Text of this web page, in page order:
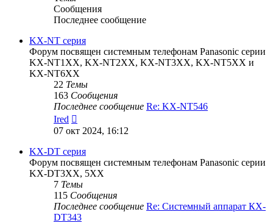
Сообщения
Последнее сообщение
KX-NT серия
Форум посвящен системным телефонам Panasonic серии
KX-NT1XX, KX-NT2XX, KX-NT3XX, KX-NT5XX и
KX-NT6XX
22 Темы
163 Сообщения
Последнее сообщение Re: KX-NT546
Ired
к
последнему
сообщению
07 окт 2024, 16:12
KX-DT серия
Форум посвящен системным телефонам Panasonic серии
KX-DT3XX, 5XX
7 Темы
115 Сообщения
Последнее сообщение Re: Системный аппарат КХ-
DT343